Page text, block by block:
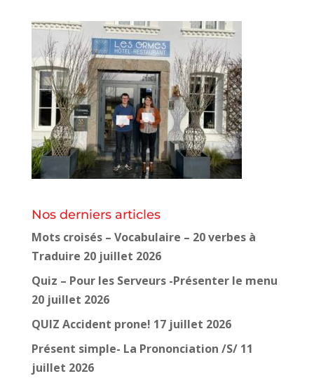
Nos derniers articles
Mots croisés – Vocabulaire – 20 verbes à
Traduire 20 juillet 2026
Quiz – Pour les Serveurs -Présenter le menu
20 juillet 2026
QUIZ Accident prone! 17 juillet 2026
Présent simple- La Prononciation /S/ 11
juillet 2026